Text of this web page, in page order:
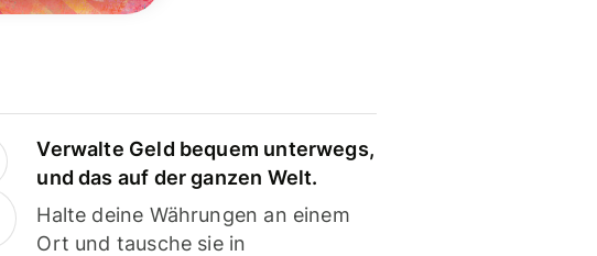
Verwalte Geld bequem unterwegs,
und das auf der ganzen Welt.
Halte deine Währungen an einem
Ort und tausche sie in